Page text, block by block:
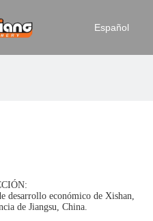
Español
desarrollo económico de Xishan,
de Jiangsu, China.